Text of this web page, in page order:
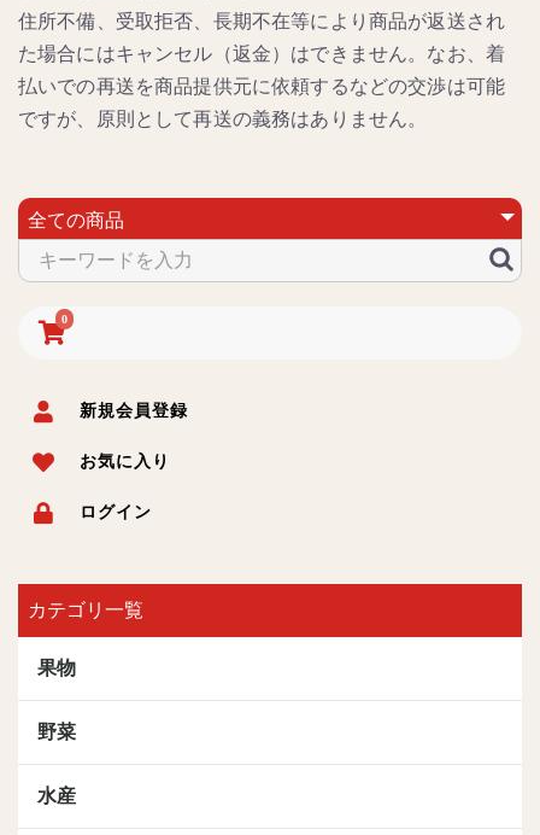
0
新規会員登録
お気に入り
ログイン
カテゴリ一覧
果物
野菜
水産
住所不備、受取拒否、長期不在等により商品が返送され
た場合にはキャンセル（返金）はできません。なお、着
払いでの再送を商品提供元に依頼するなどの交渉は可能
ですが、原則として再送の義務はありません。